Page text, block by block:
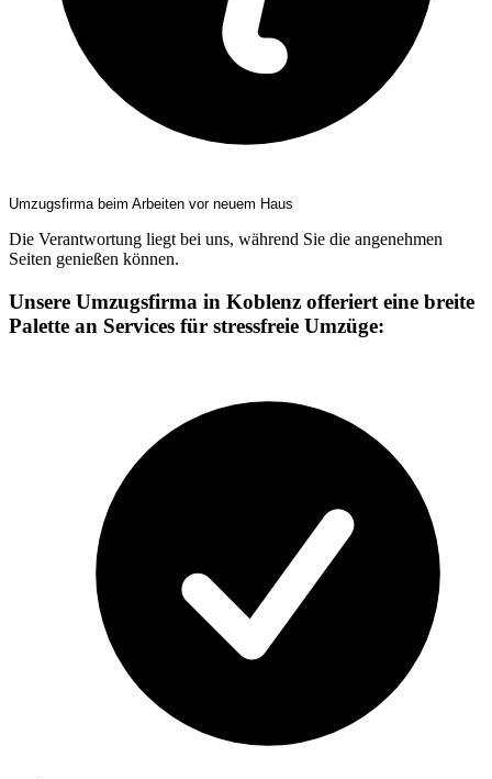
Umzugsfirma beim Arbeiten vor neuem Haus
Die Verantwortung liegt bei uns, während Sie die angenehmen
Seiten genießen können.
Unsere Umzugsfirma in Koblenz offeriert eine breite
Palette an Services für stressfreie Umzüge: